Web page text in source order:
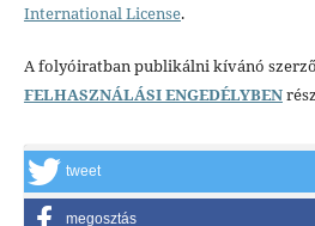
International License.
A folyóiratban publikálni kívánó
FELHASZNÁLÁSI ENGEDÉLYBEN
tweet
megosztás